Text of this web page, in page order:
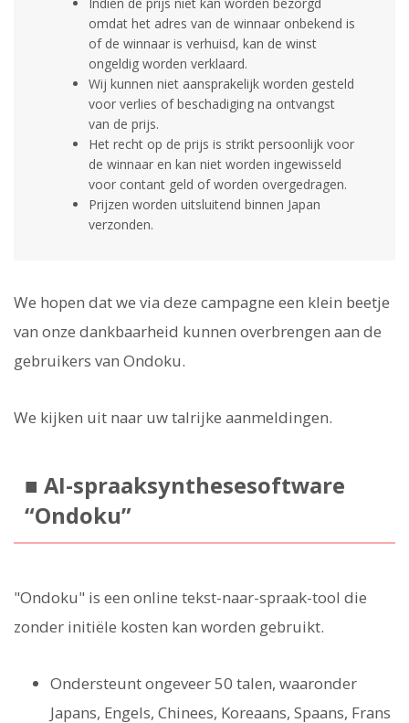
omdat het adres van de winnaar onbekend is
of de winnaar is verhuisd, kan de winst
ongeldig worden verklaard.
Wij kunnen niet aansprakelijk worden gesteld
voor verlies of beschadiging na ontvangst
van de prijs.
Het recht op de prijs is strikt persoonlijk voor
de winnaar en kan niet worden ingewisseld
voor contant geld of worden overgedragen.
Prijzen worden uitsluitend binnen Japan
verzonden.
We hopen dat we via deze campagne een klein beetje
van onze dankbaarheid kunnen overbrengen aan de
gebruikers van Ondoku.
We kijken uit naar uw talrijke aanmeldingen.
■ AI-spraaksynthesesoftware
“Ondoku”
"Ondoku" is een online tekst-naar-spraak-tool die
zonder initiële kosten kan worden gebruikt.
Ondersteunt ongeveer 50 talen, waaronder
Japans, Engels, Chinees, Koreaans, Spaans, Frans